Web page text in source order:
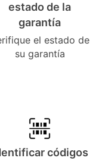
estado de la
garantía
el estado de
su garantía
códigos